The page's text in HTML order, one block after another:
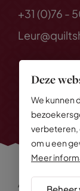
Deze
We kunnen
verbeteren,
om u een
Meer
+31 (0)76 -
Alle rechten